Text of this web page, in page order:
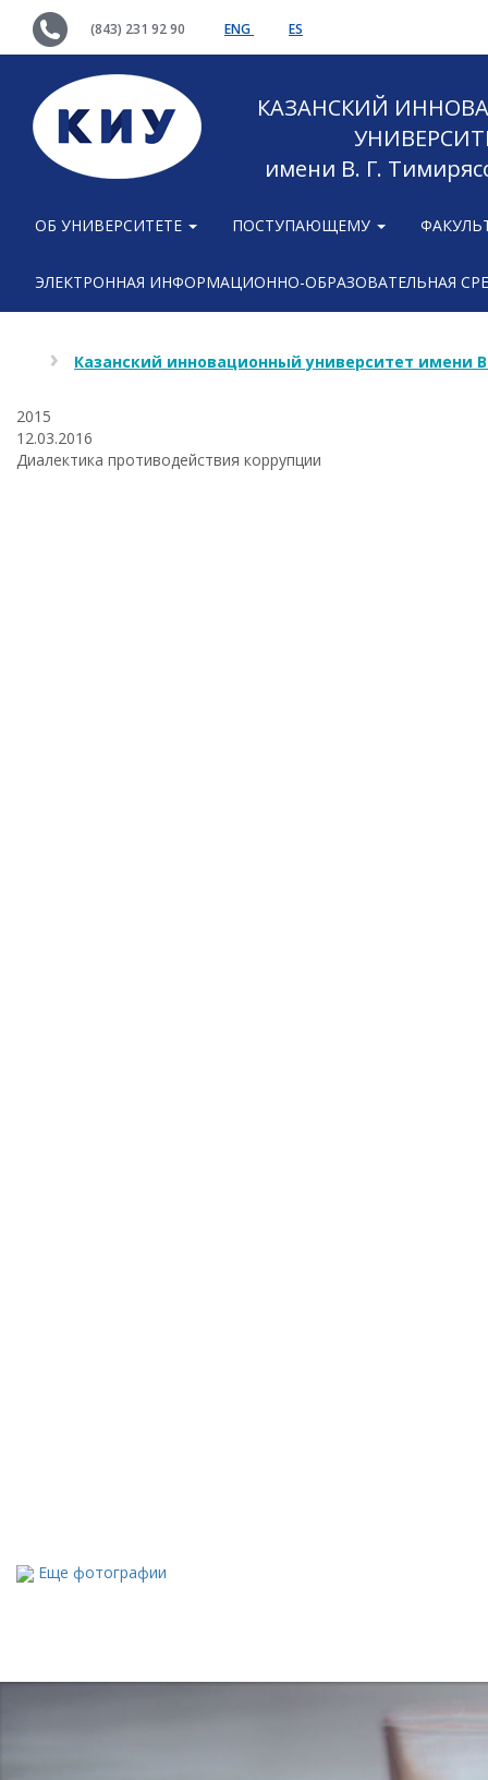
(843) 231 92 90 ENG ES
КАЗАНСКИЙ
имени В. Г.
ОБ УНИВЕРСИТЕТЕ ПОСТУПАЮЩЕМУ
ЭЛЕКТРОННАЯ ИНФОРМАЦИОННО-ОБРАЗОВАТЕЛЬНАЯ
Казанский инновационный университет имени
2015
12.03.2016
Диалектика противодействия коррупции
Еще фотографии